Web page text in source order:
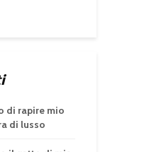
di rapire mio
di lusso